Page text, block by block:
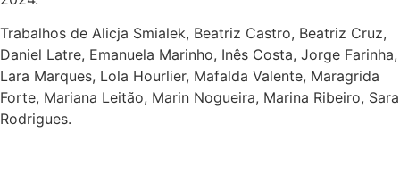
Trabalhos de Alicja Smialek, Beatriz Castro, Beatriz Cruz,
Daniel Latre, Emanuela Marinho, Inês Costa, Jorge Farinha,
Lara Marques, Lola Hourlier, Mafalda Valente, Maragrida
Forte, Mariana Leitão, Marin Nogueira, Marina Ribeiro, Sara
Rodrigues.